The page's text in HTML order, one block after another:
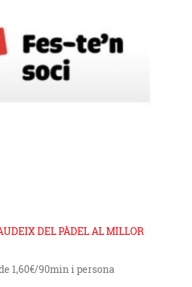
DEL PÀDEL AL MILLOR
1,60€/90min i persona